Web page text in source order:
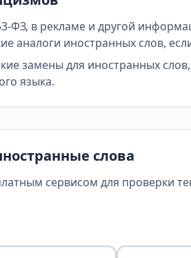
в рекламе и другой
аналоги иностранных слов,
замены для иностранных
языка.
слова
сервисом для проверки